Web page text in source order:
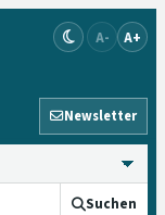
A- A+
Newsletter
Suchen